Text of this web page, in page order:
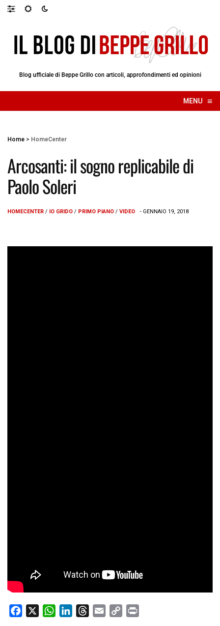
Blog ufficiale di Beppe Grillo con articoli, approfondimenti ed opinioni
MENU ≡
☰
Home > HomeCenter
Arcosanti: il sogno replicabile di
Paolo Soleri
HOMECENTER / IO GRIDO / PRIMO PIANO / VIDEO - GENNAIO 19, 2018
W